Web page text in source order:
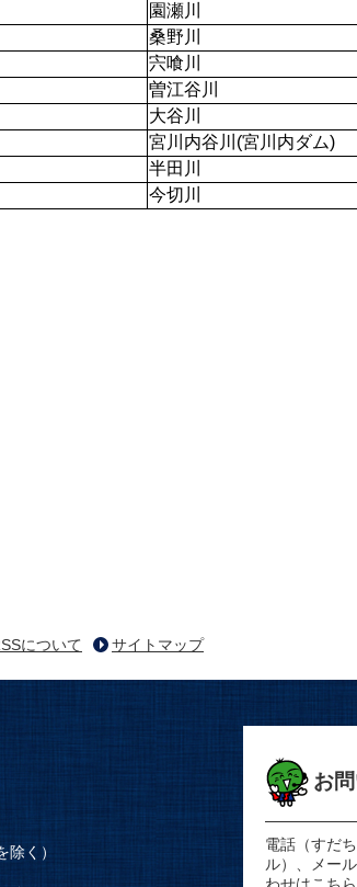
園瀬川
桑野川
宍喰川
曽江谷川
大谷川
宮川内谷川(宮川内ダム)
半田川
今切川
について サイトマップ
く）
お
電話（すだ
ル）、メー